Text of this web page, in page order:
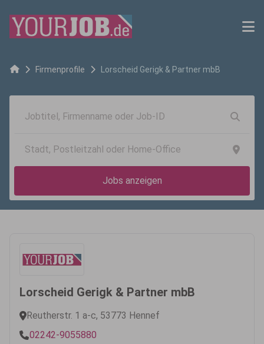
Firmenprofile Lorscheid Gerigk & Partner mbB
Jobs anzeigen
Lorscheid Gerigk & Partner mbB
Reutherstr. 1 a-c, 53773 Hennef
02242-9055880